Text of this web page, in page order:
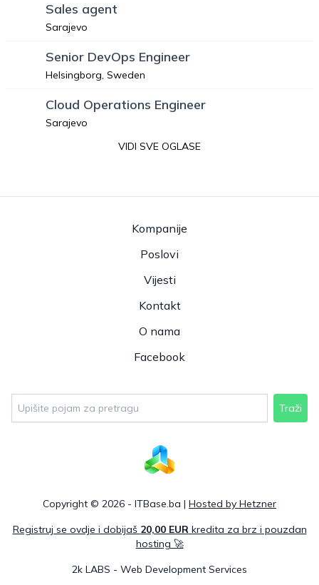
Sales agent
Sarajevo
Senior DevOps Engineer
Helsingborg, Sweden
Cloud Operations Engineer
Sarajevo
VIDI SVE OGLASE
Kompanije
Poslovi
Vijesti
Kontakt
O nama
Facebook
Traži
Copyright © 2026 - ITBase.ba | Hosted by Hetzner
Registruj se ovdje i dobijaš 20,00 EURkredita za brz i pouzdan
hosting 🚀
2k LABS - Web Development Services